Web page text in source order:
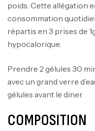
poids. Cette allégation
consommation
répartis en 3 prises de
hypocalorique.
Prendre 2 gélules 30
avec un grand verre
gélules avant le diner.
COMPOSITION
Mega
CREATINE